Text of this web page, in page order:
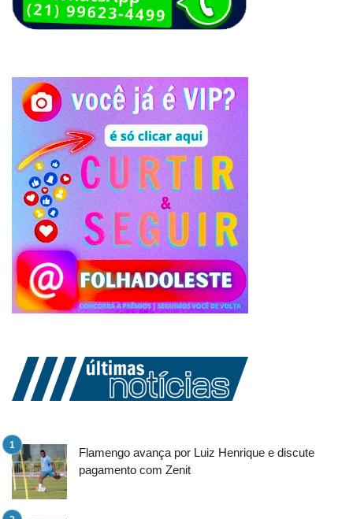
Flamengo avança por Luiz Henrique e discute
pagamento com Zenit